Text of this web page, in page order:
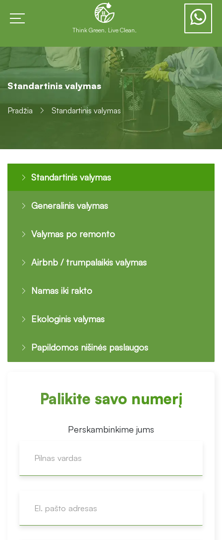
Think Green. Live Clean.
Standartinis valymas
Pradžia Standartinis valymas
Standartinis valymas
Generalinis valymas
Valymas po remonto
Airbnb / trumpalaikis valymas
Namas iki rakto
Ekologinis valymas
Papildomos nišinės paslaugos
Palikite savo numerį
Perskambinkime jums